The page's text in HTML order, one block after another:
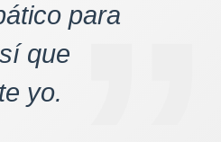
para
que
yo.